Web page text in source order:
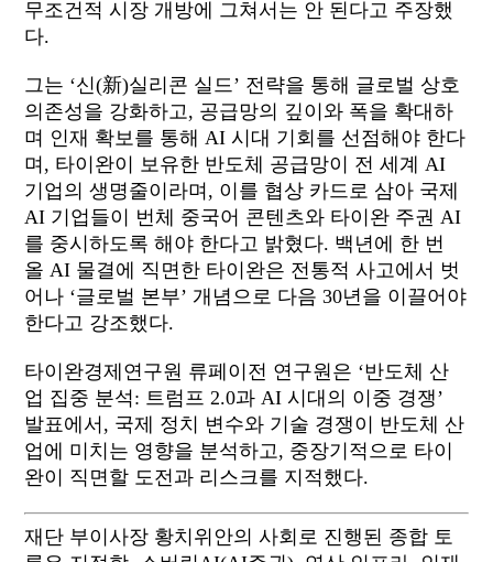
무조건적 시장 개방에 그쳐서는 안 된다고 주장했
다.
그는 ‘신(新)실리콘 실드’ 전략을 통해 글로벌 상호
의존성을 강화하고, 공급망의 깊이와 폭을 확대하
며 인재 확보를 통해 AI시대 기회를 선점해야 한다
며 , 타이완이 보유한 반도체 공급망이 전 세계 AI
기업의 생명줄이라며 , 이를 협상 카드로 삼아 국제
AI 기업들이 번체 중국어 콘텐츠와 타이완 주권 AI
를 중시하도록 해야 한다고 밝혔다. 백년에 한 번
올 AI 물결에 직면한 타이완은 전통적 사고에서 벗
어나 ‘글로벌 본부’ 개념으로 다음 30년을 이끌어야
한다고 강조했다.
타이완경제연구원 류페이전 연구원은 ‘반도체
산
업 집중 분석: 트럼프 2.0과 AI시대의 이중 경쟁’
발표에서 , 국제 정치 변수와 기술 경쟁이 반도체
산
업에
미치는 영향을 분석하고, 중장기적으로 타이
완이
직면할 도전과 리스크를 지적했다.
재단 부이사장 황치위안의 사회로 진행된 종합 토